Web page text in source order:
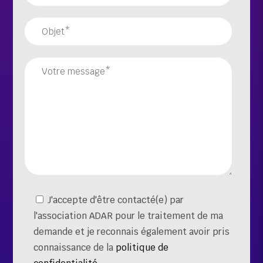
J'accepte d'être contacté(e) par
l'association ADAR pour le traitement de ma
demande et je reconnais également avoir pris
connaissance de la politique de